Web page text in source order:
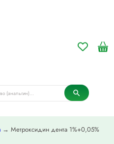
→ Метроксидин дента 1%+0,05%